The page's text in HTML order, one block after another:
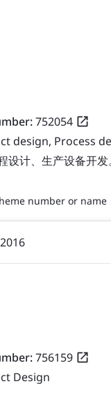
752054
design, Process
设计、生产设备开发。
number or name
756159
Design